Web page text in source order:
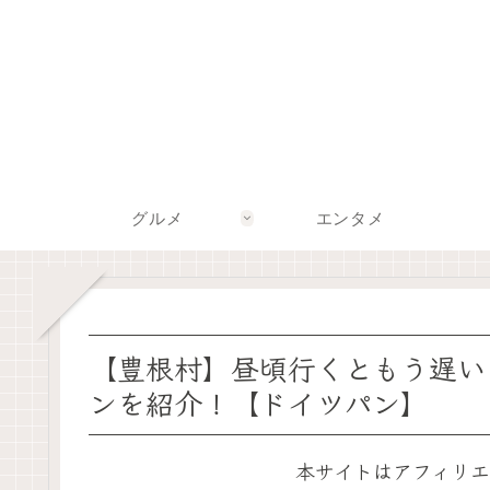
グルメ エンタメ
【豊根村】昼頃行くともう遅
ンを紹介！【ドイツパン】
本サイトはアフィリ